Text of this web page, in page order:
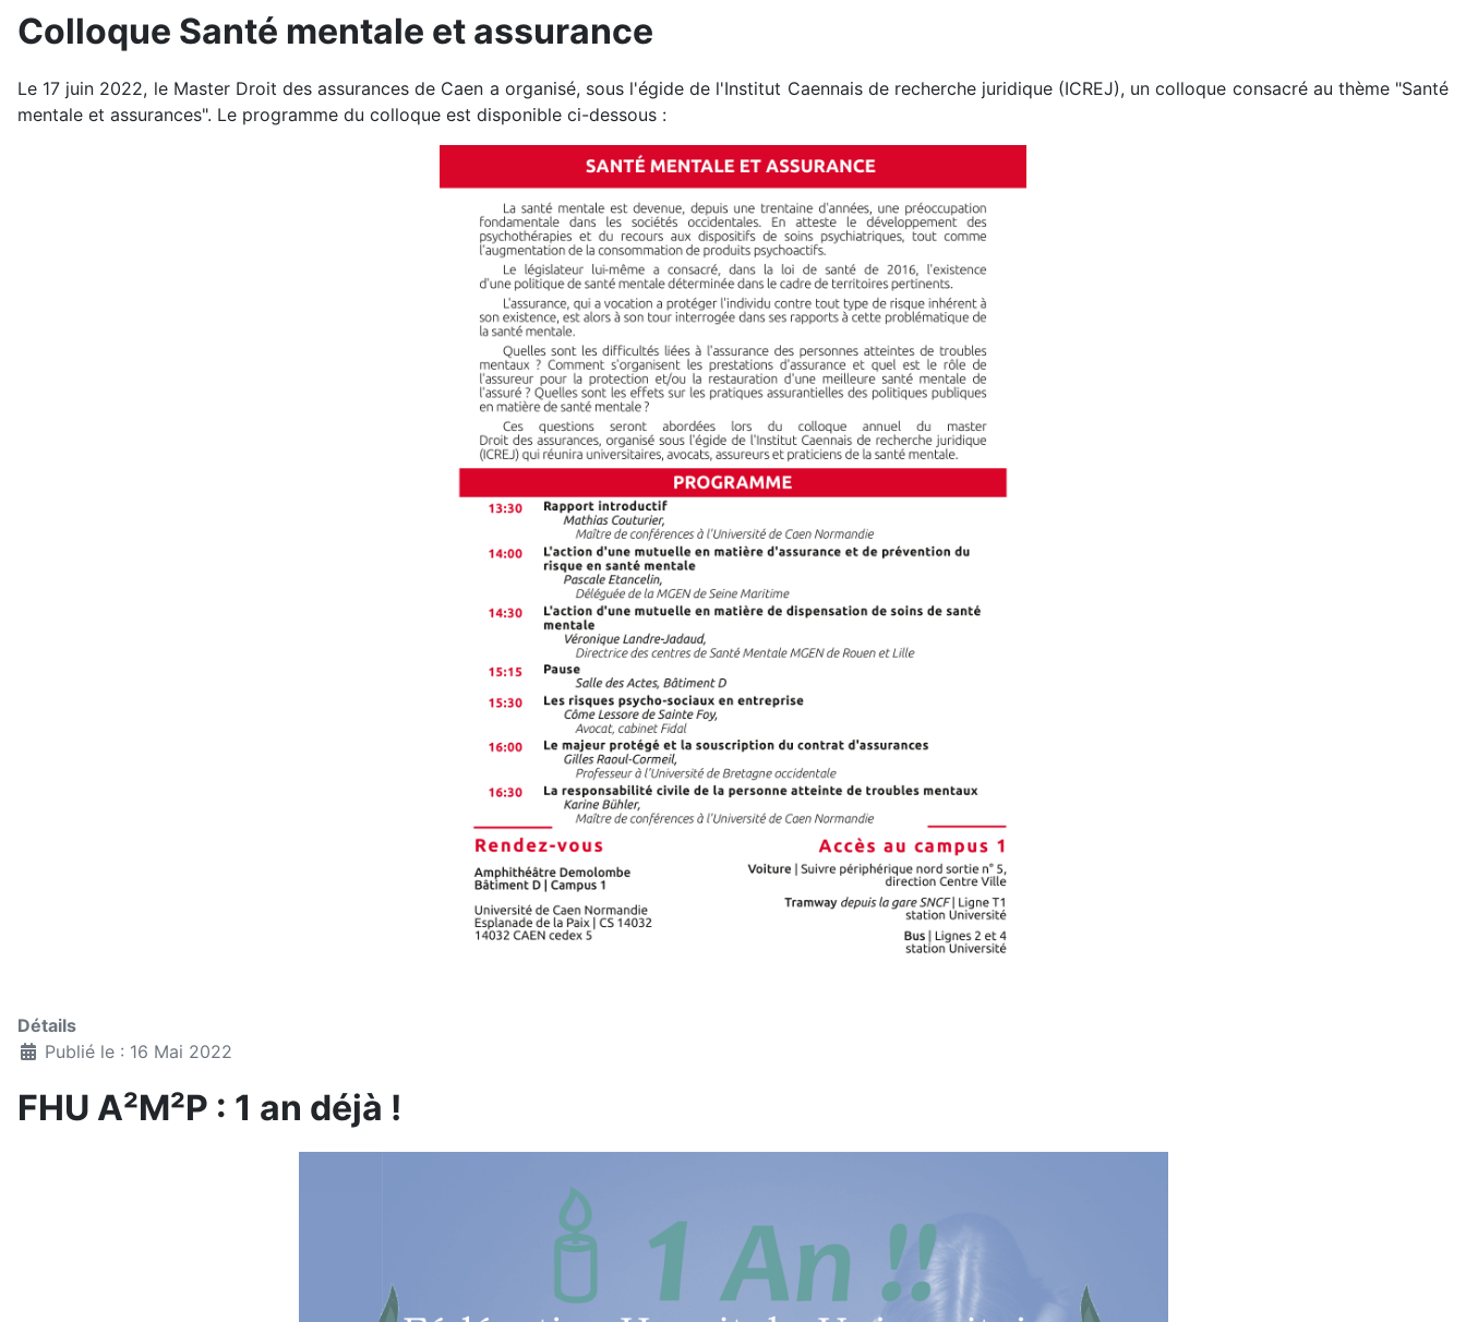
Colloque Santé mentale et assurance
Le 17 juin 2022, le Master Droit des assurances de Caen a organisé, sous l'égide de l'Institut Caennais de recherche juridique (ICREJ), un colloque consacré au thème "Santé
mentale et assurances". Le programme du colloque est disponible ci-dessous :
Détails
Publié le : 16 Mai 2022
FHU A²M²P : 1 an déjà !